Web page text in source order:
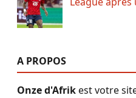
A PROPOS
Onze d'Afrikest votre